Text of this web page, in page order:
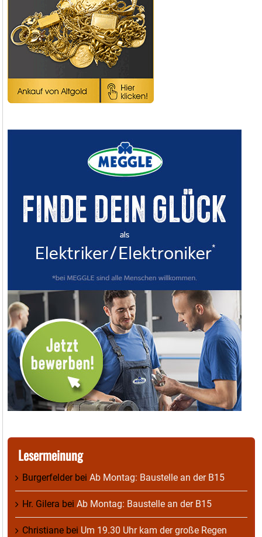
Lesermeinung
Burgerfelderbei Ab Montag: Baustelle an der B15
Hr. Gilera bei Ab Montag: Baustelle an der B15
Christiane bei Um 19.30 Uhr kam der große Regen